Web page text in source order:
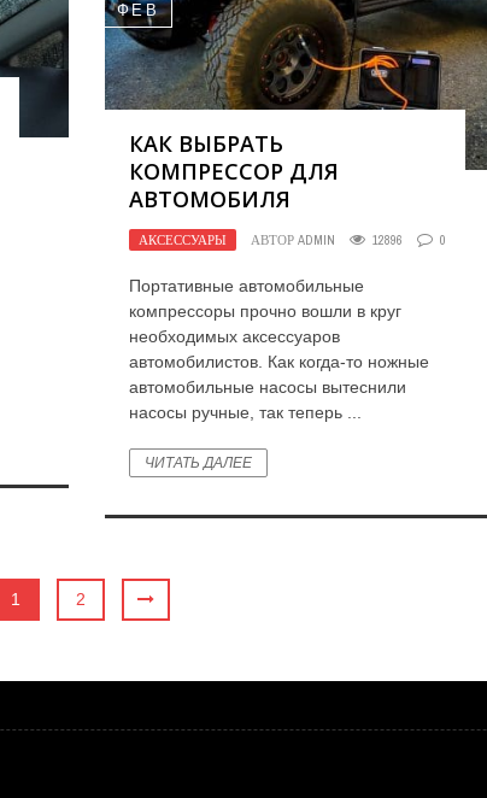
ФЕВ
КАК ВЫБРАТЬ
КОМПРЕССОР ДЛЯ
АВТОМОБИЛЯ
АКСЕССУАРЫ АВТОР ADMIN 12896 0
Портативные автомобильные
компрессоры прочно вошли в круг
необходимых аксессуаров
автомобилистов. Как когда-то ножные
автомобильные насосы вытеснили
насосы ручные, так теперь ...
ЧИТАТЬ ДАЛЕЕ
1 2